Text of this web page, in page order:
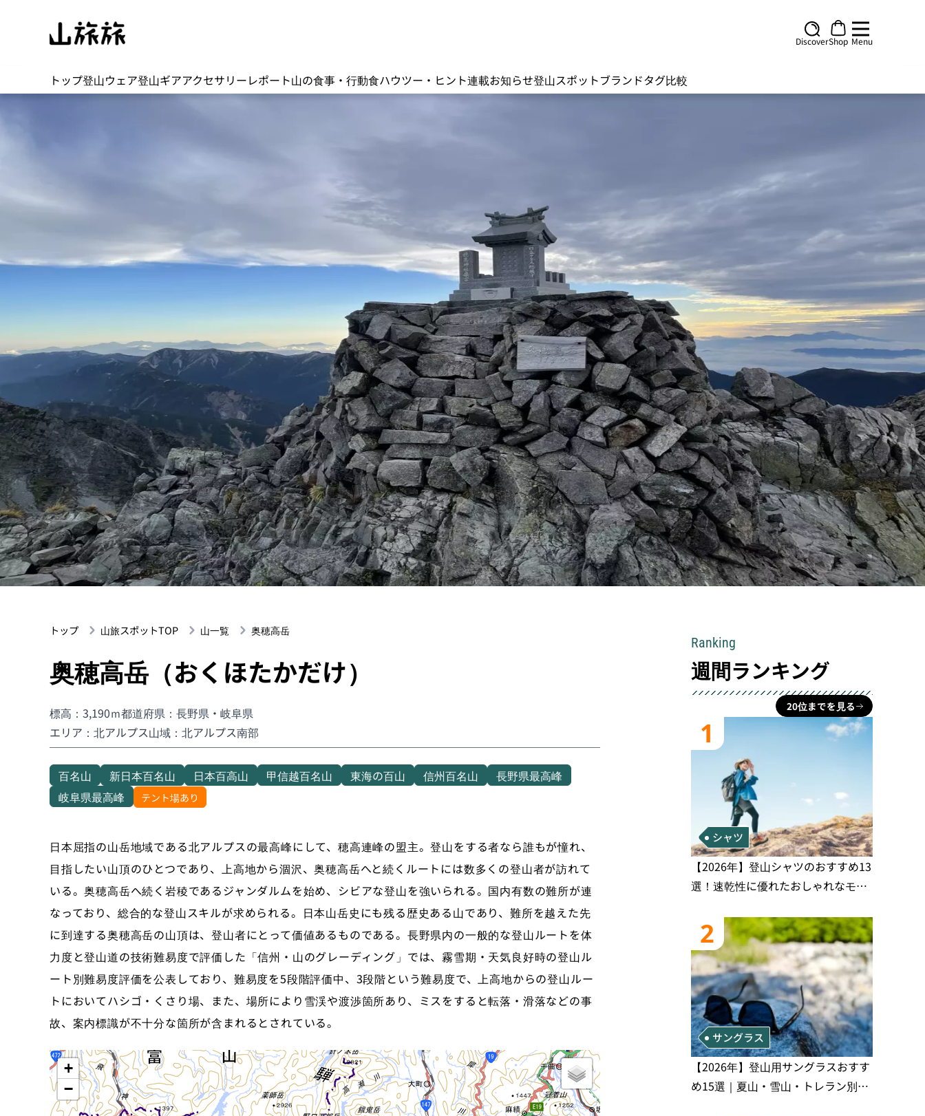
DiscoverShop Menu
トップ登山ウェア登山ギアアクセサリーレポート山の食事・行動食ハウツー・ヒント連載お知らせ登山スポットブランドタグ比較
トップ 山旅スポットTOP 山一覧 奥穂高岳
奥穂高岳（おくほたかだけ）
標高：3,190ｍ都道府県：長野県・岐阜県
エリア：北アルプス山域：北アルプス南部
百名山 新日本百名山 日本百高山 甲信越百名山 東海の百山 信州百名山
長野県最高峰
岐阜県最高峰
テント場あり
日本屈指の山岳地域である北アルプスの最高峰にして、穂高連峰の盟主。登山をする者なら誰もが憧れ、
目指したい山頂のひとつであり、上高地から涸沢、奥穂高岳へと続くルートには数多くの登山者が訪れて
いる。奥穂高岳へ続く岩稜であるジャンダルムを始め、シビアな登山を強いられる。国内有数の難所が連
なっており、総合的な登山スキルが求められる。日本山岳史にも残る歴史ある山であり、難所を越えた先
に到達する奥穂高岳の山頂は、登山者にとって価値あるものである。長野県内の一般的な登山ルートを体
力度と登山道の技術難易度で評価した「信州・山のグレーディング」では、霧雪期・天気良好時の登山ル
ート別難易度評価を公表しており、難易度を5段階評価中、3段階という難易度で、上高地からの登山ルー
トにおいてハシゴ・くさり場、また、場所により雪渓や渡渉箇所あり、ミスをすると転落・滑落などの事
故、案内標識が不十分な箇所が含まれるとされている。
+
−
Ranking
週間ランキング
20位までを見る
1
シャツ
【2026年】登山シャツのおすすめ13
選！速乾性に優れたおしゃれなモデ
2
サングラス
【2026年】登山用サングラスおすす
め15選｜夏山・雪山・トレラン別、